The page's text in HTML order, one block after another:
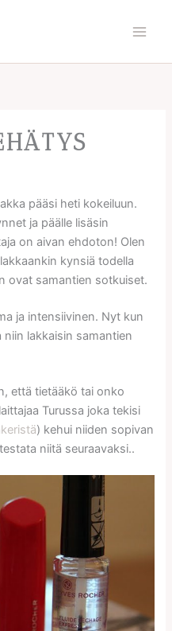
pääsi heti kokeiluun.
ja päälle lisäsin
on aivan ehdoton! Olen
kynsiä todella
ovat samantien sotkuiset.
ja intensiivinen. Nyt kun
niin lakkaisin samantien
että tietääkö tai onko
Turussa joka tekisi
) kehui niiden sopivan
niitä seuraavaksi..